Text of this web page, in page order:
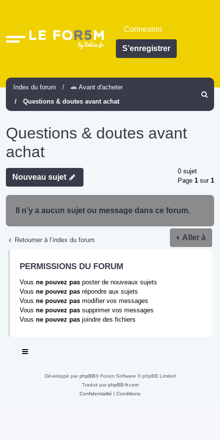
Accès
Connexion
S’enregistrer
Index du forum
🚗 Avant d'acheter
Questions & doutes avant achat
Questions & doutes avant
achat
Nouveau sujet
0 sujet
Page 1 sur 1
Il n’y a aucun sujet ou message dans ce forum.
Retourner à l’index du forum Aller à
PERMISSIONS DU FORUM
Vous ne pouvez pas poster de nouveaux sujets
Vous ne pouvez pas répondre aux sujets
Vous ne pouvez pas modifier vos messages
Vous ne pouvez pas supprimer vos messages
Vous ne pouvez pas joindre des fichiers
Développé parphpBB® Forum Software © phpBB Limited
Traduit parphpBB-fr.com
Confidentialité
Conditions